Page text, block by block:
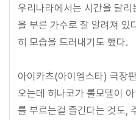
우리나라에서는 시간을 달
을 부른 가수로 잘 알려져 있
히 모습을 드러내기도 했다.
아이카츠(아이엠스타) 극장
오는데 히나코가 롤모델이
를 부르는걸 즐긴다는 것도,